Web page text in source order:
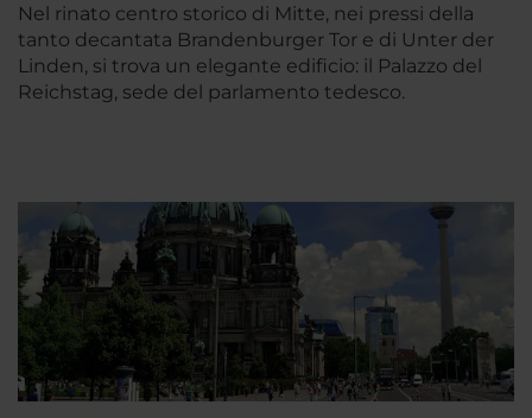
Nel rinato centro storico di Mitte, nei pressi della
tanto decantata Brandenburger Tor e di Unter der
Linden, si trova un elegante edificio: il Palazzo del
Reichstag, sede del parlamento tedesco.